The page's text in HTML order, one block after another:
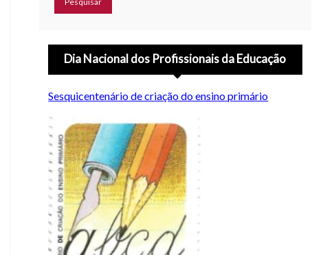
Dia Nacional dos Profissionais da Educação
Sesquicentenário de criação do ensino primário